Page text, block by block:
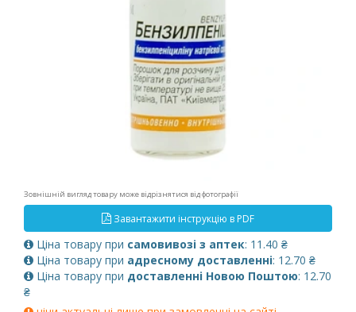
Зовнішній вигляд товару може відрізнятися від фотографії
Завантажити інструкцію в PDF
Ціна товару при самовивозі з аптек: 11.40 ₴
Ціна товару при адресному доставленні: 12.70 ₴
Ціна товару при доставленні Новою Поштою: 12.70
₴